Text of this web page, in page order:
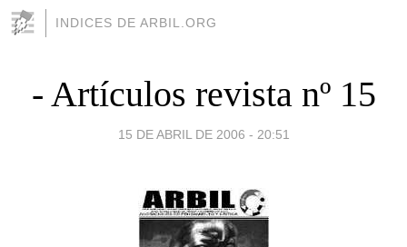
INDICES DE ARBIL.ORG
- Artículos revista nº 15
15 DE ABRIL DE 2006 - 20:51